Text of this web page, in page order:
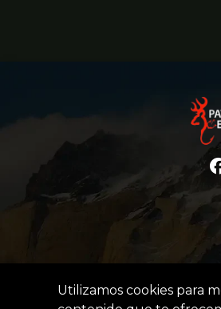
Utilizamos cookies para